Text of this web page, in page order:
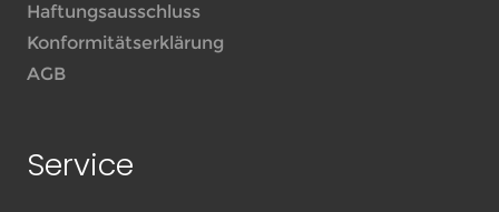
Haftungsausschluss
Konformitätserklärung
AGB
Service